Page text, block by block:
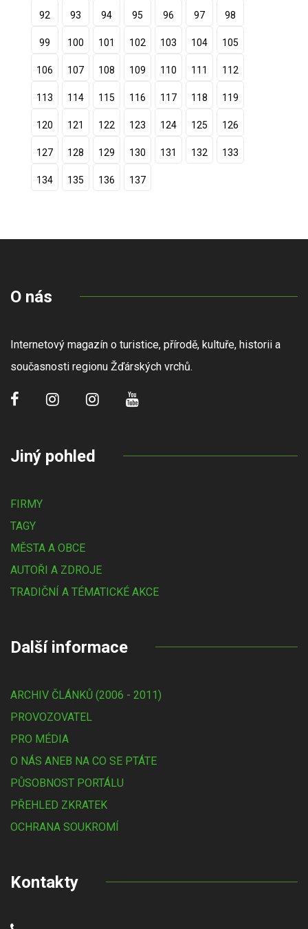
92 93 94 95 96 97 98
99 100 101 102 103 104 105
106 107 108 109 110 111 112
113 114 115 116 117 118 119
120 121 122 123 124 125 126
127 128 129 130 131 132 133
134 135 136 137
O nás
Internetový magazín o turistice, přírodě, kultuře, historii a
současnosti regionu Žďárských vrchů.
Jiný pohled
FIRMY
TAGY
MĚSTA A OBCE
AUTOŘI A ZDROJE
TRADIČNÍ A TÉMATICKÉ AKCE
Další informace
ARCHIV ČLÁNKŮ (2006 - 2011)
PROVOZOVATEL
PRO MÉDIA
O NÁS ANEB NA CO SE PTÁTE
PŮSOBNOST PORTÁLU
PŘEHLED ZKRATEK
OCHRANA SOUKROMÍ
Kontakty